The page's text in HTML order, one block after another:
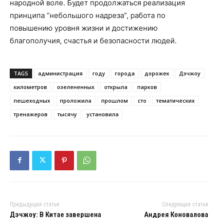
народной воле. Будет продолжаться реализация
принципа “небольшого надреза”, работа по
повышению уровня жизни и достижению
благополучия, счастья и безопасности людей.
TAGS администрация году города дорожек
Дэчжоу
километров
озелененных открыла
парков
пешеходных
проложила прошлом сто
тематических
тренажеров
тысячу установила
Предыдущая статья
Дэчжоу: В Китае завершена
Следующая статья
Андрея Коновалова